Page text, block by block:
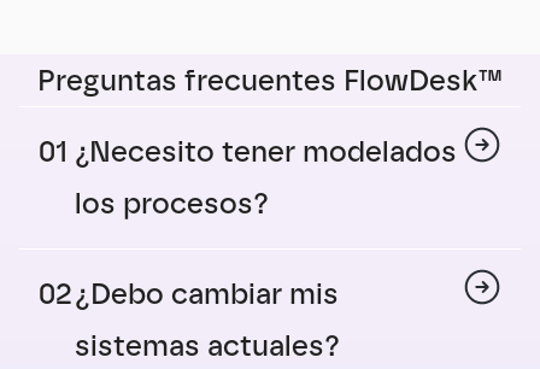
Preguntas frecuentes FlowDesk™
01 ¿Necesito tener modelados
los procesos?
02¿Debo cambiar mis
sistemas actuales?